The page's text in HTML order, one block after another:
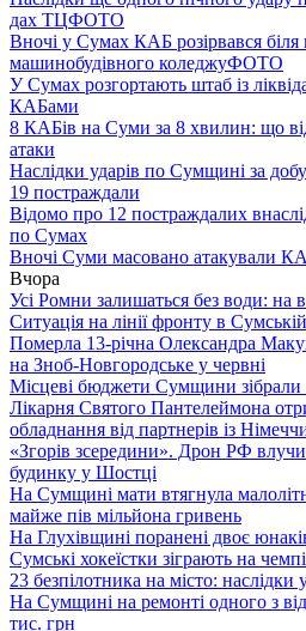
дах ТЦФОТО
Вночі у Сумах КАБ розірвався біля
машинобудівного коледжуФОТО
У Сумах розгортають штаб із
КАБами
8 КАБів на Суми за 8 хвилин: що
атаки
Наслідки ударів по Сумщині за
19 постраждали
Відомо про 12 постраждалих
по Сумах
Вночі Суми масовано атакували
Вчора
Усі Ромни залишаться без води: на
Ситуація на лінії фронту в
Померла 13-річна Олександра
на Зноб-Новгородське у червні
Місцеві бюджети Сумщини зібрали
Лікарня Святого Пантелеймона
обладнання від партнерів із
«Згорів зсередини». Дрон РФ
будинку у Шостці
На Сумщині мати втягнула
майже пів мільйона гривень
На Глухівщині поранені двоє
Сумські хокеїстки зіграють на
23 безпілотника на місто:
На Сумщині на ремонті одного з
тис. грн